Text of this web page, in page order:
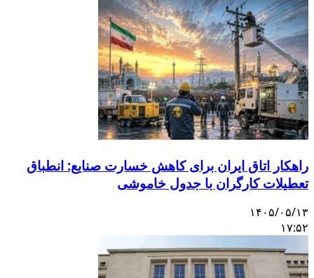
اتاق ایران برای کاهش خسارت صنایع: انطباق
کارگران با جدول خاموشی
۰۵/۱۳